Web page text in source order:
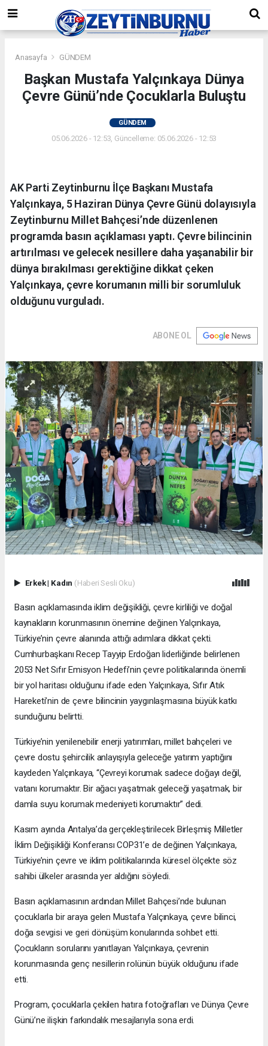
Anasayfa GÜNDEM
Başkan Mustafa Yalçınkaya Dünya
Çevre Günü’nde Çocuklarla Buluştu
GÜNDEM
05.06.2026 - 12:53, Güncelleme: 05.06.2026 - 12:53
AK Parti Zeytinburnu İlçe Başkanı Mustafa
Yalçınkaya, 5 Haziran Dünya Çevre Günü dolayısıyla
Zeytinburnu Millet Bahçesi’nde düzenlenen
programda basın açıklaması yaptı. Çevre bilincinin
artırılması ve gelecek nesillere daha yaşanabilir bir
dünya bırakılması gerektiğine dikkat çeken
Yalçınkaya, çevre korumanın milli bir sorumluluk
olduğunu vurguladı.
ABONE OL
Erkek| Kadın (Haberi Sesli Oku)
Basın açıklamasında iklim değişikliği, çevre kirliliği ve doğal
kaynakların korunmasının önemine değinen Yalçınkaya,
Türkiye’nin çevre alanında attığı adımlara dikkat çekti.
Cumhurbaşkanı Recep Tayyip Erdoğan liderliğinde belirlenen
2053 Net Sıfır Emisyon Hedefi’nin çevre politikalarında önemli
bir yol haritası olduğunu ifade eden Yalçınkaya, Sıfır Atık
Hareketi’nin de çevre bilincinin yaygınlaşmasına büyük katkı
sunduğunu belirtti.
Türkiye’nin yenilenebilir enerji yatırımları, millet bahçeleri ve
çevre dostu şehircilik anlayışıyla geleceğe yatırım yaptığını
kaydeden Yalçınkaya, “Çevreyi korumak sadece doğayı değil,
vatanı korumaktır. Bir ağacı yaşatmak geleceği yaşatmak, bir
damla suyu korumak medeniyeti korumaktır” dedi.
Kasım ayında Antalya’da gerçekleştirilecek Birleşmiş Milletler
İklim Değişikliği Konferansı COP31’e de değinen Yalçınkaya,
Türkiye’nin çevre ve iklim politikalarında küresel ölçekte söz
sahibi ülkeler arasında yer aldığını söyledi.
Basın açıklamasının ardından Millet Bahçesi’nde bulunan
çocuklarla bir araya gelen Mustafa Yalçınkaya, çevre bilinci,
doğa sevgisi ve geri dönüşüm konularında sohbet etti.
Çocukların sorularını yanıtlayan Yalçınkaya, çevrenin
korunmasında genç nesillerin rolünün büyük olduğunu ifade
etti.
Program, çocuklarla çekilen hatıra fotoğrafları ve Dünya Çevre
Günü’ne ilişkin farkındalık mesajlarıyla sona erdi.